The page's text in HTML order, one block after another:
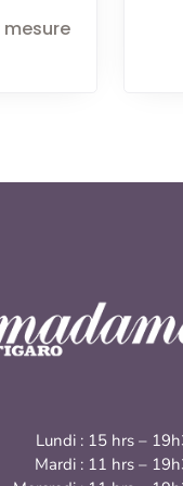
Lundi : 15 hrs –
Mardi : 11 hrs –